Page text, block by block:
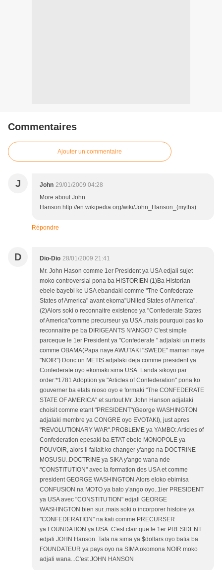
Commentaires
Ajouter un commentaire
J John 29/01/2009 04:28
More about John
Hanson:http://en.wikipedia.org/wiki/John_Hanson_(myths)
Répondre
D Dio-Dio 28/01/2009 21:41
Mr. John Hason comme 1er President ya USA edjali sujet
moko controversial pona ba HISTORIEN (1)Ba Historian
ebele bayebi ke USA ebandaki comme "The Confederate
States of America" avant ekoma"UNited States of America".
(2)Alors soki o reconnaitre existence ya "Confederate States
of America"comme precurseur ya USA..mais pourquoi pas ko
reconnaitre pe ba DIRIGEANTS N'ANGO? C'est simple
parceque le 1er President ya "Confederate " adjalaki un metis
comme OBAMA(Papa naye AWUTAKI "SWEDE" maman naye
"NOIR") Donc un METIS adjalaki deja comme president ya
Confederate oyo ekomaki sima USA. Landa sikoyo par
order:*1781 Adoption ya "Articles of Confederation" pona ko
gouverner ba etats nioso oyo e formaki "The CONFEDERATE
STATE OF AMERICA" et surtout Mr. John Hanson adjalaki
choisit comme etant "PRESIDENT"(George WASHINGTON
adjalaki membre ya CONGRE oyo EVOTAKI), just apres
"REVOLUTIONARY WAR".PROBLEME ya YAMBO: Articles of
Confederation epesaki ba ETAT ebele MONOPOLE ya
POUVOIR, alors il fallait ko changer y'ango na DOCTRINE
MOSUSU..DOCTRINE ya SIKA y'ango wana nde
"CONSTITUTION" avec la formation des USA et comme
president GEORGE WASHINGTON.Alors eloko ebimisa
CONFUSION na MOTO ya bato y'ango oyo..1ier PRESIDENT
ya USA avec "CONSTITUTION" edjali GEORGE
WASHINGTON bien sur..mais soki o incorporer histoire ya
"CONFEDERATION" na kati comme PRECURSER
ya FOUNDATION ya USA..C'est clair que le 1er PRESIDENT
edjali JOHN Hanson. Tala na sima ya $dollars oyo batia ba
FOUNDATEUR ya pays oyo na SIMA okomona NOIR moko
adjali wana...C'est JOHN HANSON